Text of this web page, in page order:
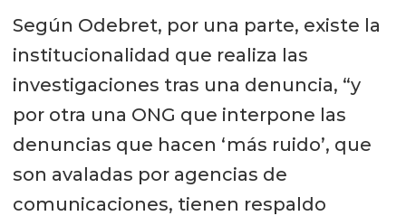
Según Odebret, por una parte, existe la
institucionalidad que realiza las
investigaciones tras una denuncia, “y
por otra una ONG que interpone las
denuncias que hacen ‘más ruido’, que
son avaladas por agencias de
comunicaciones, tienen respaldo